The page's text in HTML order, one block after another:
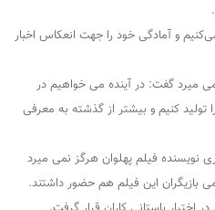
و آمادگی خود را جهت انعکاس اخبار
میرد گفت: در آینده می خواهیم در
تولید کنیم و بیشتر از گذشته به معرفی
نویسنده فیلم پهلوان هرگز نمی میرد
بازیگران این فیلم هم حضور داشتند.